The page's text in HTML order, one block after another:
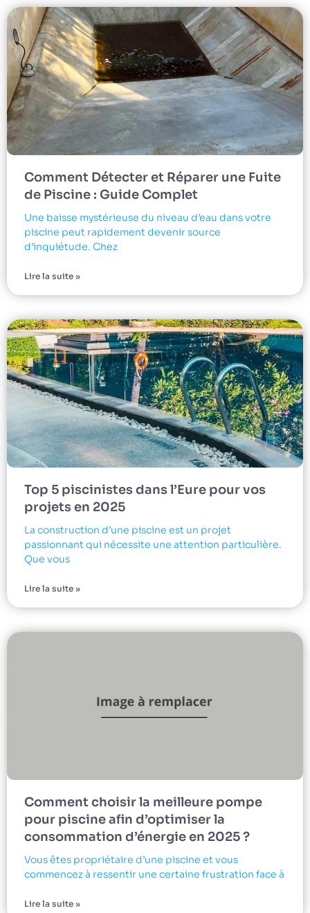
Comment Détecter et Réparer une Fuite
de Piscine : Guide Complet
Une baisse mystérieuse du niveau d’eau dans votre
piscine peut rapidement devenir source
d’inquiétude. Chez
Lire la suite »
Top 5 piscinistes dans l’Eure pour vos
projets en 2025
La construction d’une piscine est un projet
passionnant qui nécessite une attention particulière.
Que vous
Lire la suite »
Comment choisir la meilleure pompe
pour piscine afin d’optimiser la
consommation d’énergie en 2025 ?
Vous êtes propriétaire d’une piscine et vous
commencez à ressentir une certaine frustration face à
Lire la suite »